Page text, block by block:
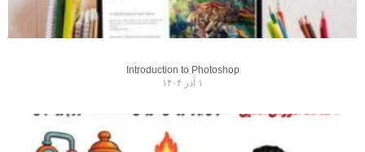
Introduction to Photoshop
۱ آذر ۱۴۰۴